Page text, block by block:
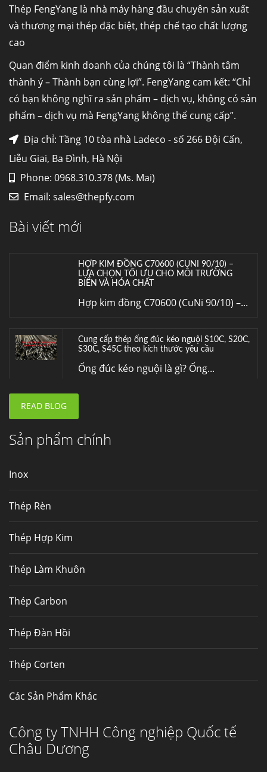
Thép FengYang là nhà máy hàng đầu chuyên sản xuất
và thương mại thép đặc biệt, thép chế tạo chất lượng
cao
Quan điểm kinh doanh của chúng tôi là “Thành tâm
thành ý – Thành bạn cùng lợi”. FengYang cam kết: “Chỉ
có bạn không nghĩ ra sản phẩm – dịch vụ, không có sản
phẩm – dịch vụ mà FengYang không thể cung cấp”.
Địa chỉ: Tầng 10 tòa nhà Ladeco - số 266 Đội Cấn,
Liễu Giai, Ba Đình, Hà Nội
Phone: 0968.310.378 (Ms. Mai)
Email: sales@thepfy.com
Bài viết mới
Ống đúc kéo nguội là gì? Ống...
Fengyang là một trong những nhà
máy...
Hợp kim N06625 là gì? Giá hợp kim 625 mới
nhiệt,...
Mua inox ở đâu chất lượng giá tốt? Gọi ngay
Inox (thép không gỉ) là một trong...
HỢP KIM ĐỒNG C70600 (CUNI 90/10) –
LỰA CHỌN TỐI ƯU CHO MÔI TRƯỜNG
BIỂN VÀ HÓA CHẤT
Hợp kim đồng C70600 (CuNi 90/10) –...
Cung cấp thép ống đúc kéo nguội S10C, S20C,
S30C, S45C theo kích thước yêu cầu
Ống đúc kéo nguội là gì? Ống...
Fengyang là một trong những nhà
Thép Fengyang
READ BLOG
Sản phẩm chính
Inox
Thép Rèn
Thép Hợp Kim
Thép Làm Khuôn
Thép Carbon
Thép Đàn Hồi
Thép Corten
Các Sản Phẩm Khác
Công ty TNHH Công nghiệp Quốc tế
Châu Dương